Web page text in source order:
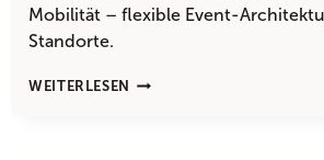
Mobilität – flexible Event-
Standorte.
WEITERLESEN
IST